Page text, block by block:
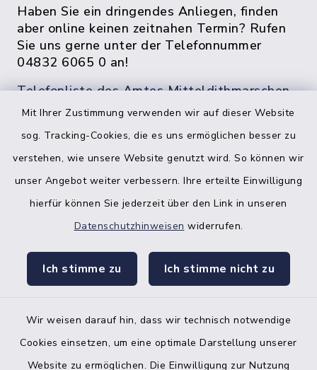
Mit Ihrer Zustimmung verwenden wir auf dieser Website
sog. Tracking-Cookies, die es uns ermöglichen besser zu
verstehen, wie unsere Website genutzt wird. So können wir
unser Angebot weiter verbessern. Ihre erteilte Einwilligung
hierfür können Sie jederzeit über den Link in unseren
Datenschutzhinweisen widerrufen.
Ich stimme zu Ich stimme nicht zu
Wir weisen darauf hin, dass wir technisch notwendige
Cookies einsetzen, um eine optimale Darstellung unserer
Website zu ermöglichen. Die Einwilligung zur Nutzung
Haben Sie ein dringendes Anliegen, finden
aber online keinen zeitnahen Termin? Rufen
Sie uns gerne unter der Telefonnummer
04832 6065 0 an!
Telefonliste des Amtes Mitteldithmarschen
facebook
Bankverbindung der Amtskasse